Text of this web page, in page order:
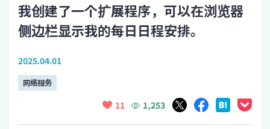
我创建了一个扩展程序，可以在浏览器
侧边栏显示我的每日日程安排。
2025.04.01
网络服务
11 1,253